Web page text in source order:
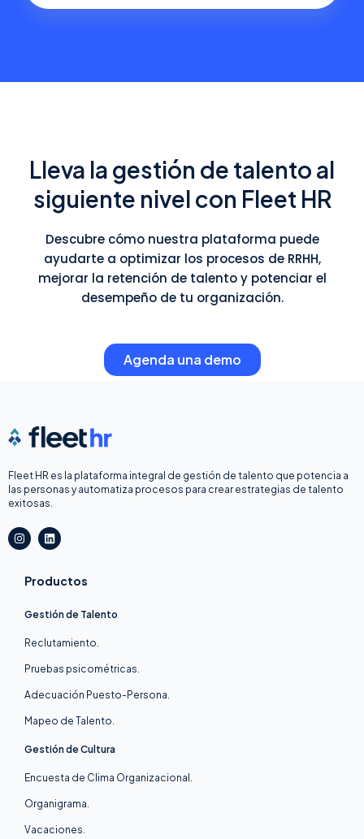
Lleva la gestión de talento al
siguiente nivel con Fleet HR
Descubre cómo nuestra plataforma puede
ayudarte a optimizar los procesos de RRHH,
mejorar la retención de talento y potenciar el
desempeño de tu organización.
Agenda una demo
Fleet HR es la plataforma integral de gestión de talento que potencia a
las personas y automatiza procesos para crear estrategias de talento
exitosas.
I
n
s
a
g
a
m
L
i
n
e
d
n
Productos
Gestión de Talento
Reclutamiento.
Pruebas psicométricas.
Adecuación Puesto-Persona.
Mapeo de Talento.
Gestión de Cultura
Encuesta de Clima Organizacional.
Organigrama.
Vacaciones.